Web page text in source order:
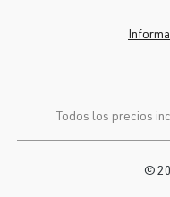
Todos los precios
©